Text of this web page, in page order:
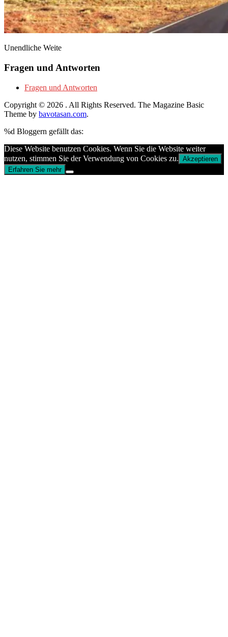
Unendliche Weite
Fragen und Antworten
Fragen und Antworten
Copyright © 2026 . All Rights Reserved. The Magazine Basic
Theme by bavotasan.com.
%d Bloggern gefällt das:
Diese Website benutzen Cookies. Wenn Sie die Website weiter
nutzen, stimmen Sie der Verwendung von Cookies zu. Akzeptieren
Erfahren Sie mehr